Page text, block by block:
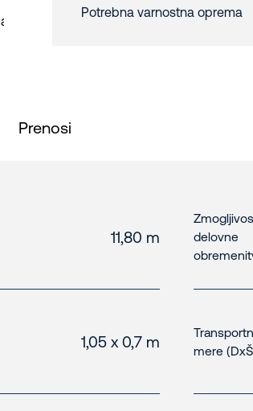
Potrebna varnostna oprema
Prenosi
11,80 m
delovne
1,05 x 0,7 m
mere